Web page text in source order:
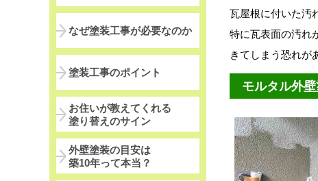
瓦屋根に付いた汚
特に瓦表面の汚れ
きてしまう恐れが
モルタル外
なぜ塗装工事が必要なのか
塗装工事のポイント
お住いが教えてくれる
塗り替えのサイン
外壁塗装の目安は
築10年って本当？